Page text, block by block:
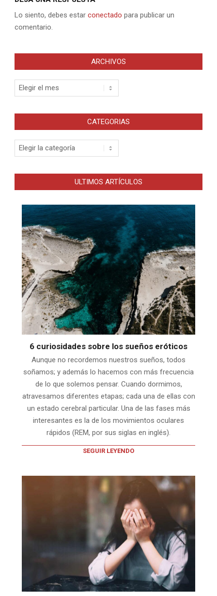
Lo siento, debes estar conectado para publicar un
comentario.
ARCHIVOS
Archivos
CATEGORIAS
Categorias
ULTIMOS ARTÍCULOS
6 curiosidades sobre los sueños eróticos
Aunque no recordemos nuestros sueños, todos
soñamos; y además lo hacemos con más frecuencia
de lo que solemos pensar. Cuando dormimos,
atravesamos diferentes etapas; cada una de ellas con
un estado cerebral particular. Una de las fases más
interesantes es la de los movimientos oculares
rápidos (REM, por sus siglas en inglés).
SEGUIR LEYENDO